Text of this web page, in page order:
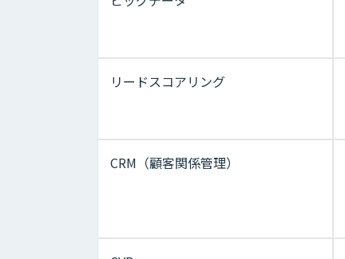
リードスコアリング
CRM（顧客関係管理）